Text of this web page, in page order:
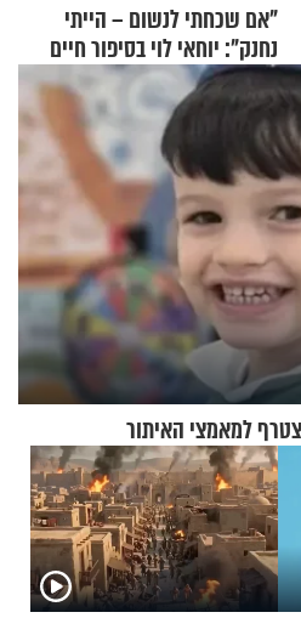
"אם שכחתי לנשום – הייתי
נחנק": יוחאי לוי בסיפור חיים
מעורר השראה